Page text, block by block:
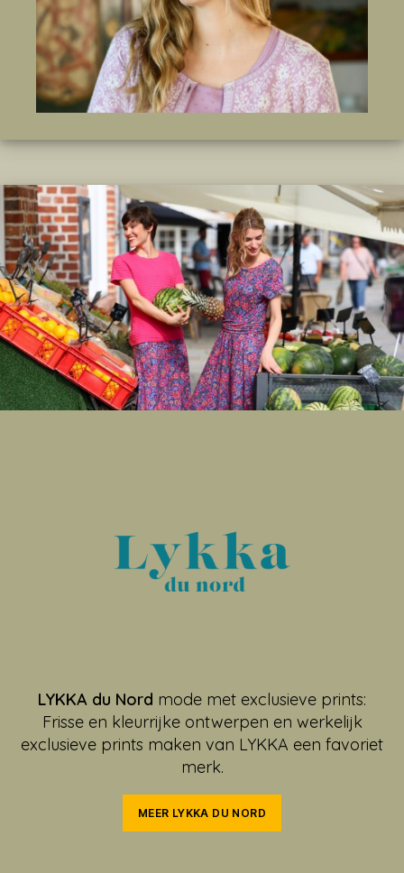
LYKKA du Nord mode met exclusieve prints:
Frisse en kleurrijke ontwerpen en werkelijk
exclusieve prints maken van LYKKA een favoriet
merk.
MEER LYKKA DU NORD